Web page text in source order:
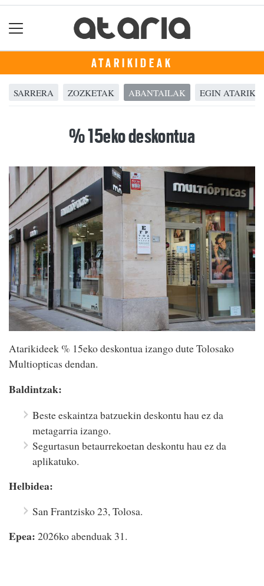
ATARIKIDEAK
SARRERA ZOZKETAK ABANTAILAK EGIN
% 15eko deskontua
Atarikideek % 15eko deskontua izango dute Tolosako
Multiopticas dendan.
Baldintzak:
Beste eskaintza batzuekin deskontu hau ez da
metagarria izango.
Segurtasun betaurrekoetan deskontu hau ez da
aplikatuko.
Helbidea:
San Frantzisko 23, Tolosa.
Epea: 2026ko abenduak 31.